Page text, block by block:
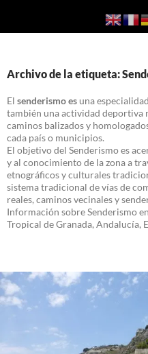
Guía de Almuñécar
Archivo de la etiqueta:
El senderismo es una
también una actividad deportiva
caminos balizados y
cada país o municipios.
El objetivo del Senderismo es
y al conocimiento de la zona a
etnográficos y culturales
sistema tradicional de vías de
reales, caminos vecinales y
Información sobre Senderismo
Tropical de Granada, Andalucía,